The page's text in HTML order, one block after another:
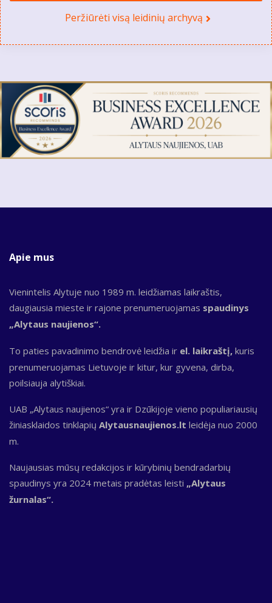
Peržiūrėti visą leidinių archyvą
Apie mus
Vienintelis Alytuje nuo 1989 m. leidžiamas laikraštis,
daugiausia mieste ir rajone prenumeruojamas spaudinys
„Alytaus naujienos“.
To paties pavadinimo bendrovė leidžia ir el. laikraštį, kuris
prenumeruojamas Lietuvoje ir kitur, kur gyvena, dirba,
poilsiauja alytiškiai.
UAB „Alytaus naujienos“ yra ir Dzūkijoje vieno populiariausių
žiniasklaidos tinklapių Alytausnaujienos.lt leidėja nuo 2000
m.
Naujausias mūsų redakcijos ir kūrybinių bendradarbių
spaudinys yra 2024 metais pradėtas leisti „Alytaus
žurnalas“.